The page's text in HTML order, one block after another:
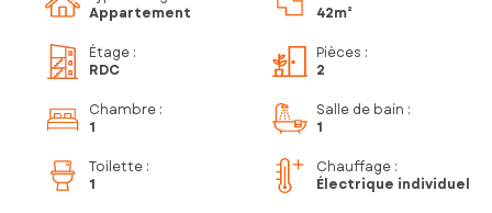
Appartement
42m²
Étage :
RDC
Pièces :
2
Chambre :
1
Salle de bain :
1
Toilette :
1
Chauffage :
Électrique individuel